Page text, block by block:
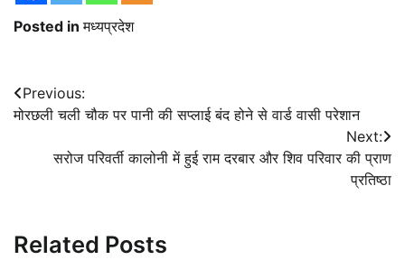
Posted inमध्यप्रदेश
Post
navigation
Previous:
मोरछली चली चौक पर पानी की सप्लाई बंद होने से वार्ड वासी परेशान
Next:
सरोज परिवर्ती कालोनी में हुई राम दरबार और शिव परिवार की प्राण
प्रतिष्ठा
Related Posts